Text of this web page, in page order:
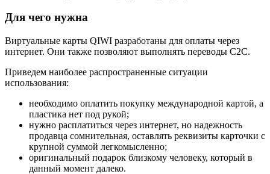
Для чего нужна
Виртуальные карты QIWI разработаны для оплаты через
интернет. Они также позволяют выполнять переводы C2C.
Приведем наиболее распространенные ситуации
использования:
необходимо оплатить покупку международной картой, а
пластика нет под рукой;
нужно расплатиться через интернет, но надежность
продавца сомнительная, оставлять реквизиты карточки с
крупной суммой легкомысленно;
оригинальный подарок близкому человеку, который в
данный момент далеко.